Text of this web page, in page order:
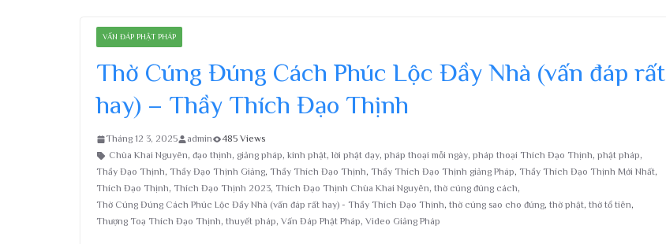
VẤN ĐÁP PHẬT PHÁP
Thờ Cúng Đúng Cách Phúc Lộc Đầy Nhà (vấn đáp rất
hay) – Thầy Thích Đạo Thịnh
Tháng 12 3, 2025 admin
485 Views
Chùa Khai Nguyên, đạo thịnh, giảng pháp, kinh phật, lời phật dạy, pháp thoại mỗi ngày, pháp thoại Thích Đạo Thịnh, phật pháp,
Thầy Đạo Thịnh, Thầy Đạo Thịnh Giảng, Thầy Thích Đạo Thịnh, Thầy Thích Đạo Thịnh giảng Pháp, Thầy Thích Đạo Thịnh Mới Nhất,
Thích Đạo Thịnh, Thích Đạo Thịnh 2023, Thích Đạo Thịnh Chùa Khai Nguyên, thờ cúng đúng cách,
Thờ Cúng Đúng Cách Phúc Lộc Đầy Nhà (vấn đáp rất hay) - Thầy Thích Đạo Thịnh, thờ cúng sao cho đúng, thờ phật, thờ tổ tiên,
Thượng Toạ Thích Đạo Thịnh, thuyết pháp, Vấn Đáp Phật Pháp, Video Giảng Pháp